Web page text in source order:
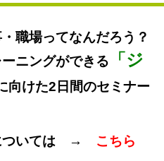
職場ってなんだろう？
ニングができる
「ジ
向けた2日間のセミナー
ついては → こちら